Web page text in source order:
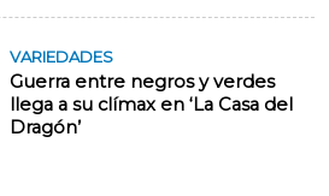
VARIEDADES
Guerra entre negros y verdes
llega a su clímax en ‘La Casa del
Dragón’